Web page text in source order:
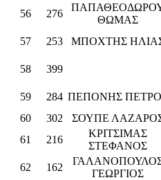
56 276
ΘΩΜΑΣ
57 253 ΜΠΟΧΤΗΣ
58 399
59 284 ΠΕΠΟΝΗΣ
60
302 ΣΟΥΠΕ
61
216
ΚΡΙΤΣΙΜΑΣ
ΣΤΕΦΑΝΟΣ
62 162
ΓΕΩΡΓΙΟΣ